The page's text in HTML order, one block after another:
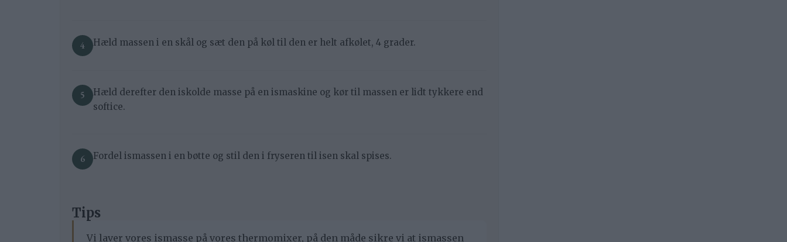
Hæld massen i en skål og sæt den på køl til den er helt afkølet, 4 grader.
Hæld derefter den iskolde masse på en ismaskine og kør til massen er lidt tykkere end
softice.
Fordel ismassen i en bøtte og stil den i fryseren til isen skal spises.
Tips
Vi laver vores ismasse på vores thermomixer, på den måde sikre vi at ismassen